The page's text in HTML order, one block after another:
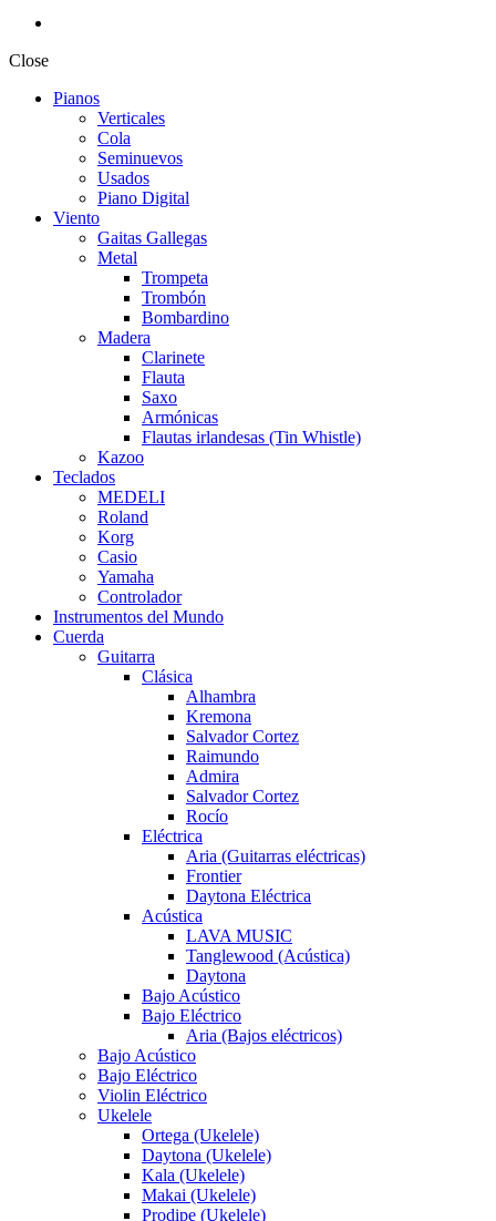
Close
Pianos
Verticales
Cola
Seminuevos
Usados
Piano Digital
Viento
Gaitas Gallegas
Metal
Trompeta
Trombón
Bombardino
Madera
Clarinete
Flauta
Saxo
Armónicas
Flautas irlandesas (Tin Whistle)
Kazoo
Teclados
MEDELI
Roland
Korg
Casio
Yamaha
Controlador
Instrumentos del Mundo
Cuerda
Guitarra
Clásica
Alhambra
Kremona
Salvador Cortez
Raimundo
Admira
Salvador Cortez
Rocío
Eléctrica
Aria (Guitarras eléctricas)
Frontier
Daytona Eléctrica
Acústica
LAVA MUSIC
Tanglewood (Acústica)
Daytona
Bajo Acústico
Bajo Eléctrico
Aria (Bajos eléctricos)
Bajo Acústico
Bajo Eléctrico
Violin Eléctrico
Ukelele
Ortega (Ukelele)
Daytona (Ukelele)
Kala (Ukelele)
Makai (Ukelele)
Prodipe (Ukelele)